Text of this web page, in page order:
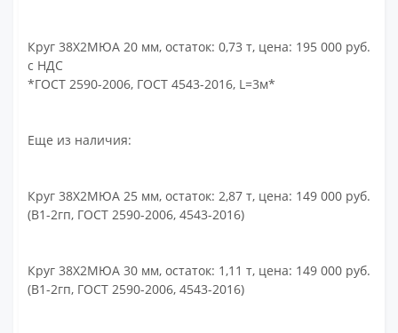
Круг 38Х2МЮА 20 мм, остаток: 0,73 т, цена: 195 000 руб.
с НДС
*ГОСТ 2590-2006, ГОСТ 4543-2016, L=3м*
Еще из наличия:
Круг 38Х2МЮА 25 мм, остаток: 2,87 т, цена: 149 000 руб.
(В1-2гп, ГОСТ 2590-2006, 4543-2016)
Круг 38Х2МЮА 30 мм, остаток: 1,11 т, цена: 149 000 руб.
(В1-2гп, ГОСТ 2590-2006, 4543-2016)